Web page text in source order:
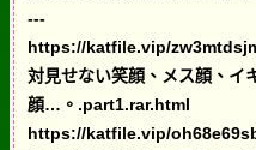
---
https://katfile.vip/
対見せない笑顔、メス顔、イ
顔…。.part1.rar.html
https://katfile.vip/